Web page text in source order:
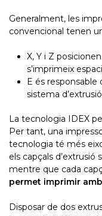
Generalment, les
convencional tenen
X, Y i Z
s’imprimeix
E és responsable
sistema
La tecnologia IDEX
Per tant, una
tecnologia té més
els capçals
mentre que cada
permet imprimir
Disposar de dos